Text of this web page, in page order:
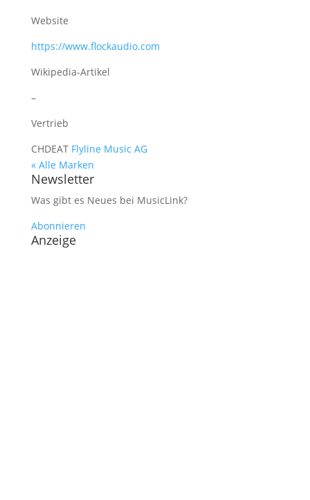
Website
https://www.flockaudio.com
Wikipedia-Artikel
–
Vertrieb
CHDEAT Flyline Music AG
« Alle Marken
Newsletter
Was gibt es Neues bei MusicLink?
Abonnieren
Anzeige